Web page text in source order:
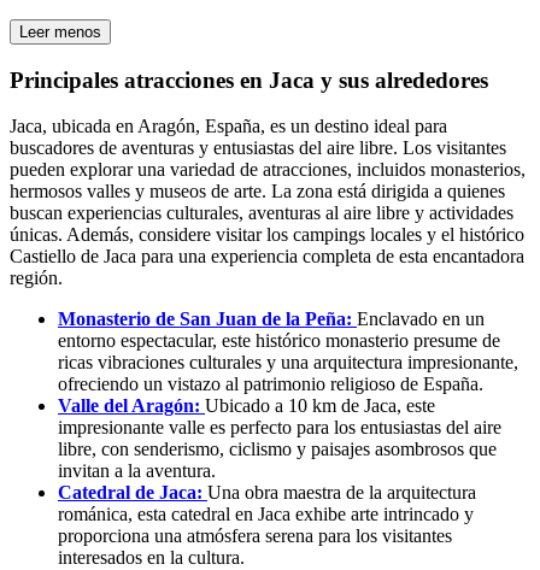
Leer menos
Principales atracciones en Jaca y sus alrededores
Jaca, ubicada en Aragón, España, es un destino ideal para
buscadores de aventuras y entusiastas del aire libre. Los visitantes
pueden explorar una variedad de atracciones, incluidos monasterios,
hermosos valles y museos de arte. La zona está dirigida a quienes
buscan experiencias culturales, aventuras al aire libre y actividades
únicas. Además, considere visitar los campings locales y el histórico
Castiello de Jaca para una experiencia completa de esta encantadora
región.
Monasterio de San Juan de la Peña: Enclavado en un
entorno espectacular, este histórico monasterio presume de
ricas vibraciones culturales y una arquitectura impresionante,
ofreciendo un vistazo al patrimonio religioso de España.
Valle del Aragón: Ubicado a 10 km de Jaca, este
impresionante valle es perfecto para los entusiastas del aire
libre, con senderismo, ciclismo y paisajes asombrosos que
invitan a la aventura.
Catedral de Jaca: Una obra maestra de la arquitectura
románica, esta catedral en Jaca exhibe arte intrincado y
proporciona una atmósfera serena para los visitantes
interesados en la cultura.